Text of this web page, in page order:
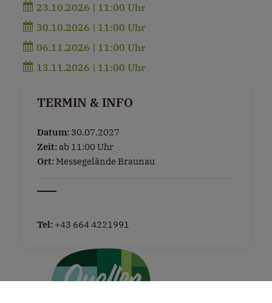
23.10.2026 | 11:00 Uhr
30.10.2026 | 11:00 Uhr
06.11.2026 | 11:00 Uhr
13.11.2026 | 11:00 Uhr
TERMIN & INFO
Datum: 30.07.2027
Zeit: ab 11:00 Uhr
Ort: Messegelände Braunau
Tel: +43 664 4221991